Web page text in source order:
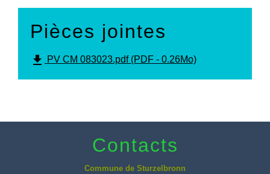
Pièces jointes
file_download PV CM 083023.pdf (PDF - 0.26Mo)
Contacts
Commune de Sturzelbronn